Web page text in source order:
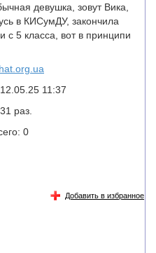
девушка, зовут Вика,
в КИСумДУ, закончила
с 5 класса, вот в принципи
11:37
раз.
0
Добавить в избранное